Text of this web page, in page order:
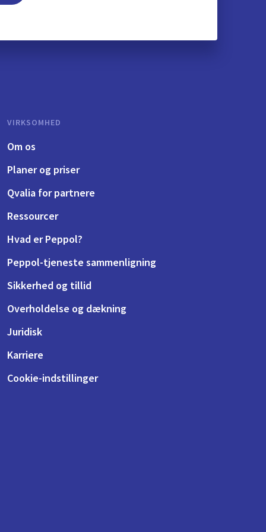
VIRKSOMHED
Om os
Planer og priser
Qvalia for partnere
Ressourcer
Hvad er Peppol?
Peppol-tjeneste sammenligning
Sikkerhed og tillid
Overholdelse og dækning
Juridisk
Karriere
Cookie-indstillinger